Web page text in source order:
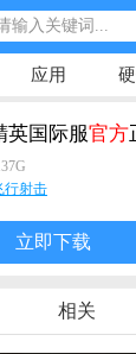
应用
英国际服官方
行射击
立即下载
相关